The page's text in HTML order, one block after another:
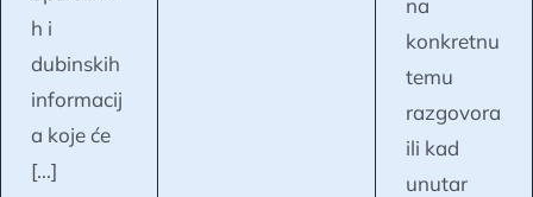
h i
dubinskih
informacij
a koje će
[...]
konkretnu
temu
razgovora
ili kad
unutar